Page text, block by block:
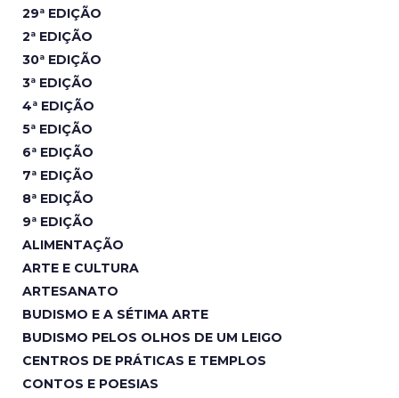
29ª EDIÇÃO
2ª EDIÇÃO
30ª EDIÇÃO
3ª EDIÇÃO
4ª EDIÇÃO
5ª EDIÇÃO
6ª EDIÇÃO
7ª EDIÇÃO
8ª EDIÇÃO
9ª EDIÇÃO
ALIMENTAÇÃO
ARTE E CULTURA
ARTESANATO
BUDISMO E A SÉTIMA ARTE
BUDISMO PELOS OLHOS DE UM LEIGO
CENTROS DE PRÁTICAS E TEMPLOS
CONTOS E POESIAS